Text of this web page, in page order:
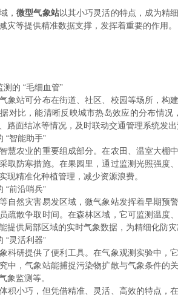
，微型气象站以其小巧灵活的特点，成为精
灾等提供精准数据支撑，发挥着重要的作用。​
的 “毛细血管”​
站可分布在街道、社区、校园等场所，构建
对比，能清晰反映城市热岛效应的分布情
路面结冰等情况，及时联动交通管理系统发
智能助手”​
农业的重要组成部分。在农田、温室大棚中
取防寒措施。在果园里，通过监测光照强
现精准化种植管理，减少资源浪费。​
前沿哨兵”​
然灾害易发区域，微气象站发挥着早期预警
疏散争取时间。在森林区域，它可监测温度
提供局部区域的实时气象数据，为精细化防
灵活利器”​
研提供了便利工具。在气象观测实验中，它
中，气象站能捕捉污染物扩散与气象条件的
象监测等。​
小巧，但凭借精准、灵活、高效的特点，在